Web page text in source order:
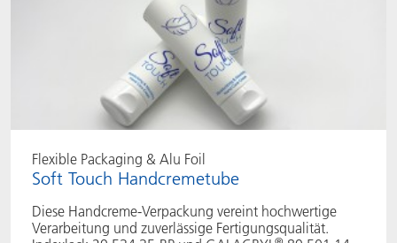
Flexible Packaging & Alu Foil
Soft Touch Handcremetube
Diese Handcreme-Verpackung vereint hochwertige
Verarbeitung und zuverlässige Fertigungsqualität.